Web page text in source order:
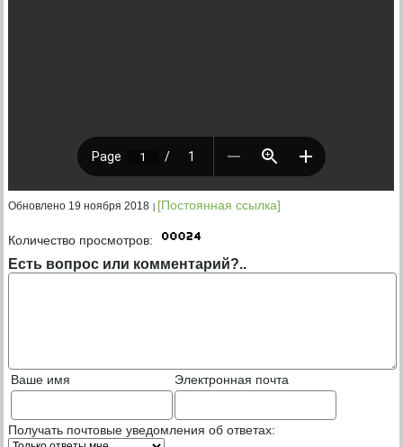
Обновлено 19 ноября 2018 [Постоянная ссылка]
Количество просмотров:
Есть вопрос или комментарий?..
Ваше имя Электронная почта
Получать почтовые уведомления об ответах: